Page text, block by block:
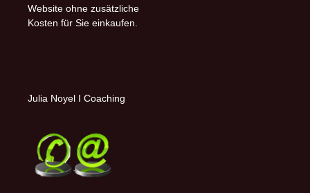
Website ohne zusätzliche
Kosten für Sie einkaufen.
Julia Noyel I Coaching